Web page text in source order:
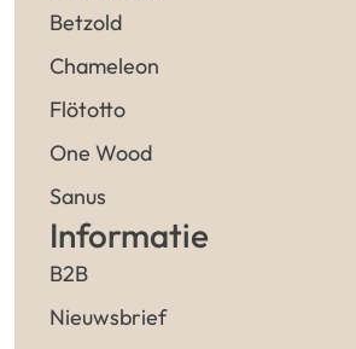
Betzold
Chameleon
Flötotto
One Wood
Sanus
Informatie
B2B
Nieuwsbrief